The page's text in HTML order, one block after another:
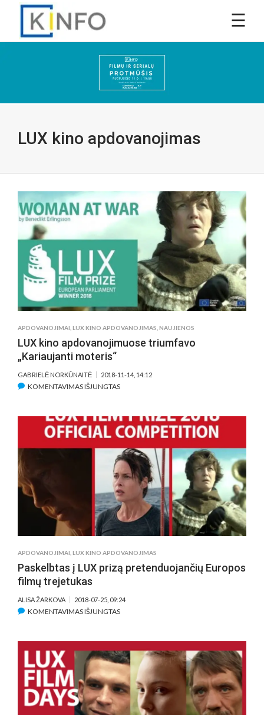
LUX kino apdovanojimas
APDOVANOJIMAI LUX KINO APDOVANOJIMAS NAUJIENOS
LUX kino apdovanojimuose triumfavo
„Kariaujanti moteris“
GABRIELĖ NORKŪNAITĖ 2018-11-14, 14:12
KOMENTAVIMAS IŠJUNGTASĮRAŠE
APDOVANOJIMUOSE
TRIUMFAVO
„KARIAUJANTI
MOTERIS“
APDOVANOJIMAI LUX KINO APDOVANOJIMAS
Paskelbtas į LUX prizą pretenduojančių Europos
filmų trejetukas
ALISA ŽARKOVA 2018-07-25, 09:24
KOMENTAVIMAS IŠJUNGTASĮRAŠE
LUX
PRIZĄ
PRETENDUOJANČIŲ
EUROPOS
FILMŲ
TREJETUKAS